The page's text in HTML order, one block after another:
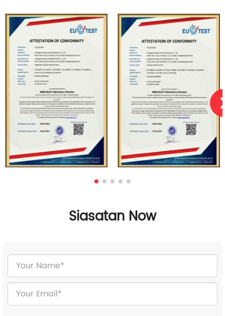
Siasatan Now